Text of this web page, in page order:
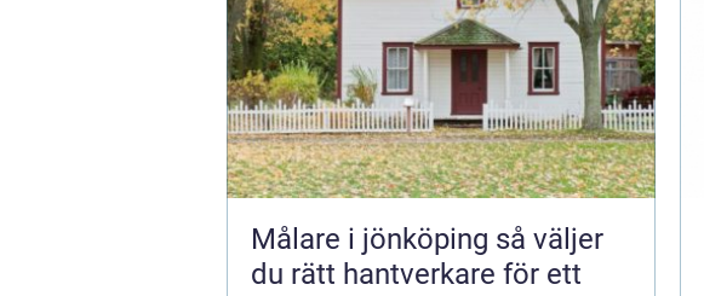
Målare i jönköping så väljer
du rätt hantverkare för ett